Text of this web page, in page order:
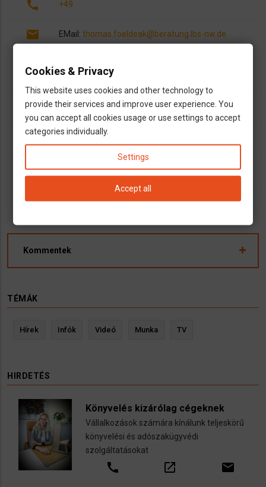
call +49
email EMail: thomas.foeldeak@beratung.lbs-nw.de
open_in_new
locale=de_
info
https://www.lbs.de/standorte/wuppertal-barmen-
west
dns Ingatlanhitel ügyintézés Pénzügyi tanácsadás
outlined_flag Nordrhein-Westfalen
Kommentek
TÉMÁK
Hírek Infók Videó Munka TV
HIRDETÉS
Könyvelés kizárólag cégeknek
Vállalkozások számára kínálunk teljeskörű
könyvelési és adószakügyvédi
szolgáltatásokat
call open_in_new email
Cookies & Privacy
This website uses cookies and other technology to
provide their services and improve user experience. You
you can accept all cookies usage or use settings to accept
categories individually.
Settings
Accept all